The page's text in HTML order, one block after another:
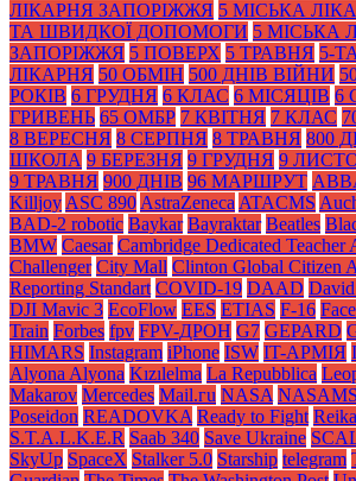
ЛІКАРНЯ ЗАПОРІЖЖЯ 5 МІСЬКА
ТА ШВИДКОЇ ДОПОМОГИ 5 МІСЬКА
ЗАПОРІЖЖЯ 5 ПОВЕРХ 5 ТРАВНЯ 5-
ЛІКАРНЯ 50 ОБМІН 500 ДНІВ ВІЙНИ
РОКІВ 6 ГРУДНЯ 6 КЛАС 6 МІСЯЦІВ 6
ГРИВЕНЬ 65 ОМБР 7 КВІТНЯ 7 КЛАС
8 ВЕРЕСНЯ 8 СЕРПНЯ 8 ТРАВНЯ 800
ШКОЛА 9 БЕРЕЗНЯ 9 ГРУДНЯ 9
9 ТРАВНЯ 900 ДНІВ 96 МАРШРУТ
Killjoy ASC 890 AstraZeneca ATACMS
BAD-2 robotic Baykar Bayraktar Beatles
BMW Caesar Cambridge Dedicated Teacher
Challenger City Mall Clinton Global Citizen
Reporting Standart COVID-19 DAAD
DJI Mavic 3 EcoFlow EES ETIAS F-16
Train Forbes fpv FPV-ДРОН G7 GEPARD
HIMARS Instagram iPhone ISW IT-АРМІЯ
Alyona Alyona Kızılelma La Repubblica
Makarov Mercedes Mаil.гu NASA NASAMS
Poseidon READOVKA Ready to Fight
S.T.A.L.K.E.R Saab 340 Save Ukraine
SkyUp SpaceX Stalker 5.0 Starship telegram